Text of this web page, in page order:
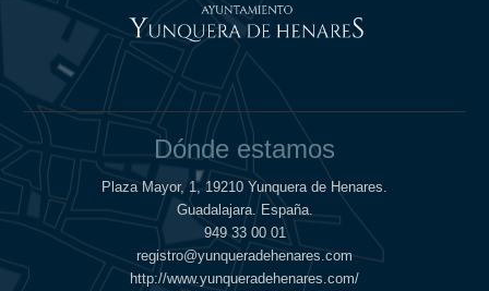
Dónde estamos
Plaza Mayor, 1, 19210 Yunquera de Henares.
Guadalajara. España.
949 33 00 01
registro@yunqueradehenares.com
http://www.yunqueradehenares.com/